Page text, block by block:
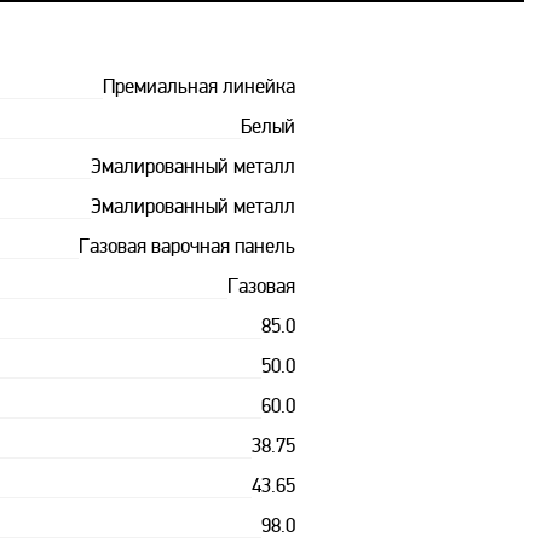
Премиальная линейка
Белый
Эмалированный металл
Эмалированный металл
Газовая варочная панель
Газовая
85.0
50.0
60.0
38.75
43.65
98.0